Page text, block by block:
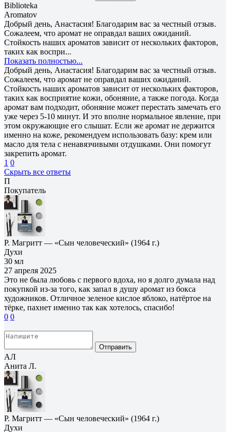
Biblioteka
Aromatov
Добрый день, Анастасия! Благодарим вас за честный отзыв.
Сожалеем, что аромат не оправдал ваших ожиданий.
Стойкость наших ароматов зависит от нескольких факторов,
таких как воспри...
Показать полностью...
Добрый день, Анастасия! Благодарим вас за честный отзыв.
Сожалеем, что аромат не оправдал ваших ожиданий.
Стойкость наших ароматов зависит от нескольких факторов,
таких как восприятие кожи, обоняние, а также погода. Когда
аромат вам подходит, обоняние может перестать замечать его
уже через 5-10 минут. И это вполне нормальное явление, при
этом окружающие его слышат. Если же аромат не держится
именно на коже, рекомендуем использовать базу: крем или
масло для тела с ненавязчивыми отдушками. Они помогут
закрепить аромат.
1 0
Скрыть все ответы
П
Покупатель
Р. Магритт — «Сын человеческий» (1964 г.)
Духи
30 мл
27 апреля 2025
Это не была любовь с первого вдоха, но я долго думала над
покупкой из-за того, как запал в душу аромат из бокса
художников. Отличное зеленое кислое яблоко, натёртое на
тёрке, пахнет именно так как хотелось, спасибо!
0 0
Отправить
АЛ
Анита Л.
Р. Магритт — «Сын человеческий» (1964 г.)
Духи